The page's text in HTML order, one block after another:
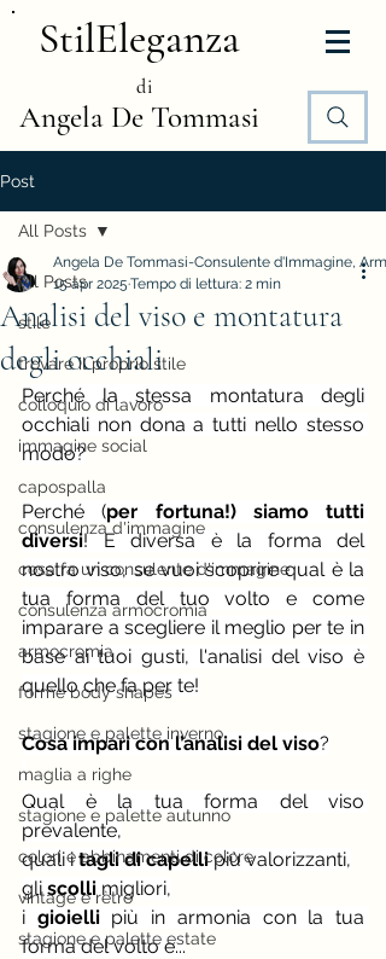
StilEleganza
di
Angela De Tommasi
Post
All Posts
stile
trovare il proprio stile
colloquio di lavoro
immagine social
capospalla
consulenza d'immagine
cosa fa un consulente d'immagine
consulenza armocromia
armocromia
forme body shapes
stagione e palette inverno
maglia a righe
stagione e palette autunno
colori e abbinamenti di colore
vintage e rètro
stagione e palette estate
All Posts
Analisi del viso e montatura
degli occhiali
Angela De Tommasi-Consulente d'Immagine,
15 apr 2025 Tempo di lettura: 2 min
Perché la stessa montatura degli
occhiali non dona a tutti nello stesso
modo?
Perché (per fortuna!) siamo tutti
diversi! E diversa è la forma del
nostro viso, se vuoi scoprire qual è la
tua forma del tuo volto e come
imparare a scegliere il meglio per te in
base ai tuoi gusti, l'analisi del viso è
quello che fa per te!
Cosa impari con l’analisi del viso?
Qual è la tua forma del viso
prevalente,
quali i tagli di capelli più valorizzanti,
gli scolli migliori,
i gioielli più in armonia con la tua
forma del volto e...